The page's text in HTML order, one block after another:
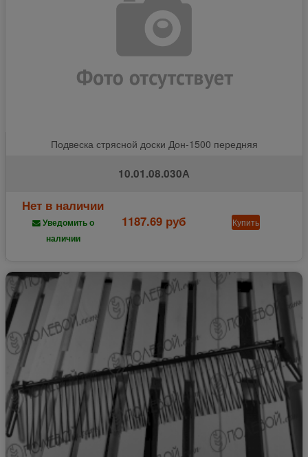
Подвеска стрясной доски Дон-1500 передняя
10.01.08.030А
Нет в наличии
Уведомить о
наличии
1187.69 руб Купить